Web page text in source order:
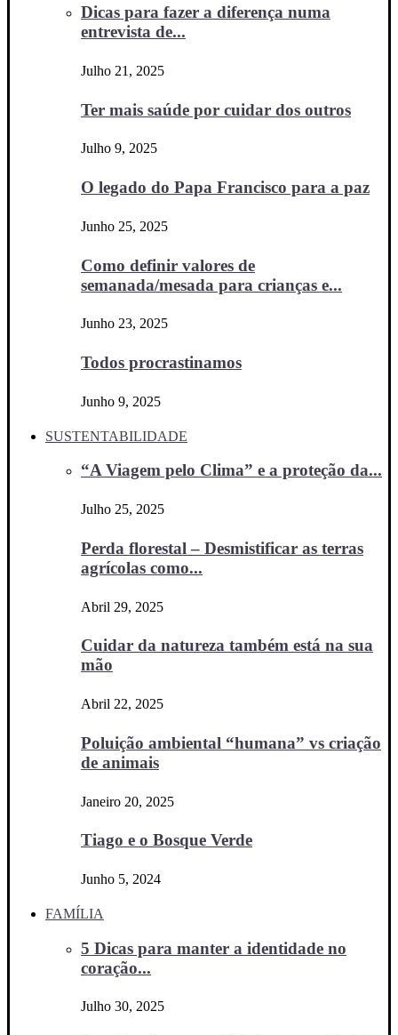
Dicas para fazer a diferença numa
entrevista de...
Julho 21, 2025
Ter mais saúde por cuidar dos outros
Julho 9, 2025
O legado do Papa Francisco para a paz
Junho 25, 2025
Como definir valores de
semanada/mesada para crianças e...
Junho 23, 2025
Todos procrastinamos
Junho 9, 2025
SUSTENTABILIDADE
“A Viagem pelo Clima” e a proteção da...
Julho 25, 2025
Perda florestal – Desmistificar as terras
agrícolas como...
Abril 29, 2025
Cuidar da natureza também está na sua
mão
Abril 22, 2025
Poluição ambiental “humana” vs criação
de animais
Janeiro 20, 2025
Tiago e o Bosque Verde
Junho 5, 2024
FAMÍLIA
5 Dicas para manter a identidade no
coração...
Julho 30, 2025